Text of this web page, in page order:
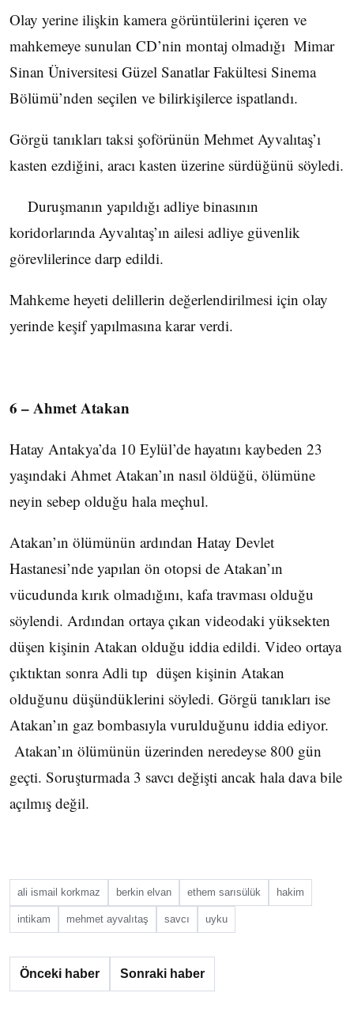
Olay yerine ilişkin kamera görüntülerini içeren ve
mahkemeye sunulan CD’nin montaj olmadığı Mimar
Sinan Üniversitesi Güzel Sanatlar Fakültesi Sinema
Bölümü’nden seçilen ve bilirkişilerce ispatlandı.
Görgü tanıkları taksi şoförünün Mehmet Ayvalıtaş’ı
kasten ezdiğini, aracı kasten üzerine sürdüğünü söyledi.
Duruşmanın yapıldığı adliye binasının
koridorlarında Ayvalıtaş’ın ailesi adliye güvenlik
görevlilerince darp edildi.
Mahkeme heyeti delillerin değerlendirilmesi için olay
yerinde keşif yapılmasına karar verdi.
6 – Ahmet Atakan
Hatay Antakya’da 10 Eylül’de hayatını kaybeden 23
yaşındaki Ahmet Atakan’ın nasıl öldüğü, ölümüne
neyin sebep olduğu hala meçhul.
Atakan’ın ölümünün ardından Hatay Devlet
Hastanesi’nde yapılan ön otopsi de Atakan’ın
vücudunda kırık olmadığını, kafa travması olduğu
söylendi. Ardından ortaya çıkan videodaki yüksekten
düşen kişinin Atakan olduğu iddia edildi. Video ortaya
çıktıktan sonra Adli tıp düşen kişinin Atakan
olduğunu düşündüklerini söyledi. Görgü tanıkları ise
Atakan’ın gaz bombasıyla vurulduğunu iddia ediyor.
Atakan’ın ölümünün üzerinden neredeyse 800 gün
geçti. Soruşturmada 3 savcı değişti ancak hala dava bile
açılmış değil.
ali ismail korkmaz berkin elvan ethem sarısülük hakim
intikam mehmet ayvalıtaş savcı uyku
Önceki haber Sonraki haber